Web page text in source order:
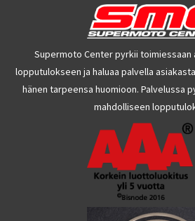
Supermoto Center pyrkii
lopputulokseen ja haluaa palvella
hänen tarpeensa huomioon. Palvelussa
mahdolliseen